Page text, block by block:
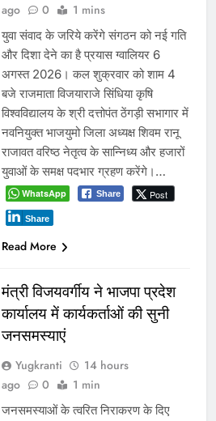
ago
0 1 mins
युवा संवाद के जरिये करेंगे संगठन को नई गति
और दिशा देने का है प्रयास ग्वालियर 6
अगस्त 2026। कल शुक्रवार को शाम 4
बजे राजमाता विजयाराजे सिंधिया कृषि
विश्वविद्यालय के श्री दत्तोपंत ठेंगड़ी सभागार में
नवनियुक्त भाजयुमो जिला अध्यक्ष शिवम रानू
राजावत वरिष्ठ नेतृत्व के सान्निध्य और हजारों
युवाओं के समक्ष पदभार ग्रहण करेंगे।…
WhatsApp Share Post
Share
Read More
मंत्री विजयवर्गीय ने भाजपा प्रदेश
कार्यालय में कार्यकर्ताओं की सुनी
जनसमस्याएं
Yugkranti
14 hours
ago
0 1 min
जनसमस्याओं के त्वरित निराकरण के दिए